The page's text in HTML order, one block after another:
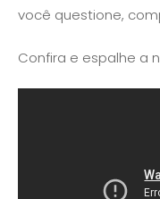
você questione,
Confira e espalhe a